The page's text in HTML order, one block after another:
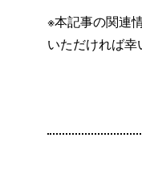
※本記事の関連
いただければ幸